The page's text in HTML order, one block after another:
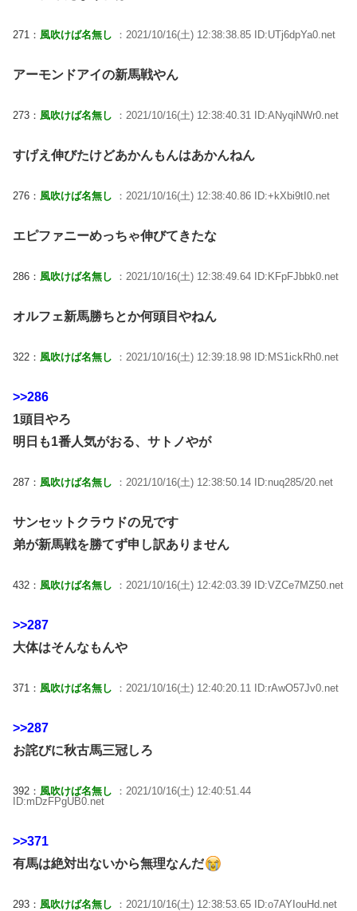
271： 風吹けば名無し ：2021/10/16(土) 12:38:38.85 ID:UTj6dpYa0.net
アーモンドアイの新馬戦やん
273： 風吹けば名無し ：2021/10/16(土) 12:38:40.31 ID:ANyqiNWr0.net
すげえ伸びたけどあかんもんはあかんねん
276： 風吹けば名無し ：2021/10/16(土) 12:38:40.86 ID:+kXbi9tI0.net
エピファニーめっちゃ伸びてきたな
286： 風吹けば名無し ：2021/10/16(土) 12:38:49.64 ID:KFpFJbbk0.net
オルフェ新馬勝ちとか何頭目やねん
322： 風吹けば名無し ：2021/10/16(土) 12:39:18.98 ID:MS1ickRh0.net
>>286
1頭目やろ
明日も1番人気がおる、サトノやが
287： 風吹けば名無し ：2021/10/16(土) 12:38:50.14 ID:nuq285/20.net
サンセットクラウドの兄です
弟が新馬戦を勝てず申し訳ありません
432： 風吹けば名無し ：2021/10/16(土) 12:42:03.39 ID:VZCe7MZ50.net
>>287
大体はそんなもんや
371： 風吹けば名無し ：2021/10/16(土) 12:40:20.11 ID:rAwO57Jv0.net
>>287
お詫びに秋古馬三冠しろ
392： 風吹けば名無し
：2021/10/16(土) 12:40:51.44
ID:mDzFPgUB0.net
>>371
有馬は絶対出ないから無理なんだ
293： 風吹けば名無し ：2021/10/16(土) 12:38:53.65 ID:o7AYIouHd.net